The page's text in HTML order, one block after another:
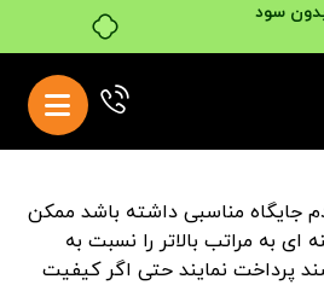
سود
جایگاه مناسبی داشته باشد ممکن
به مراتب بالاتر را نسبت به
پرداخت نمایند حتی اگر کیفیت